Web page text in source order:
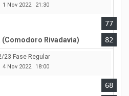
1 Nov 2022 21:30
77
(Comodoro Rivadavia)
82
23 Fase Regular
4 Nov 2022 18:00
68